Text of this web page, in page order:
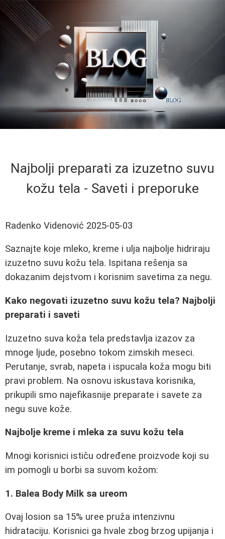
Najbolji preparati za izuzetno suvu
kožu tela - Saveti i preporuke
Radenko Videnović 2025-05-03
Saznajte koje mleko, kreme i ulja najbolje hidriraju
izuzetno suvu kožu tela. Ispitana rešenja sa
dokazanim dejstvom i korisnim savetima za negu.
Kako negovati izuzetno suvu kožu tela? Najbolji
preparati i saveti
Izuzetno suva koža tela predstavlja izazov za
mnoge ljude, posebno tokom zimskih meseci.
Perutanje, svrab, napeta i ispucala koža mogu biti
pravi problem. Na osnovu iskustava korisnika,
prikupili smo najefikasnije preparate i savete za
negu suve kože.
Najbolje kreme i mleka za suvu kožu tela
Mnogi korisnici ističu određene proizvode koji su
im pomogli u borbi sa suvom kožom:
1. Balea Body Milk sa ureom
Ovaj losion sa 15% uree pruža intenzivnu
hidrataciju. Korisnici ga hvale zbog brzog upijanja i